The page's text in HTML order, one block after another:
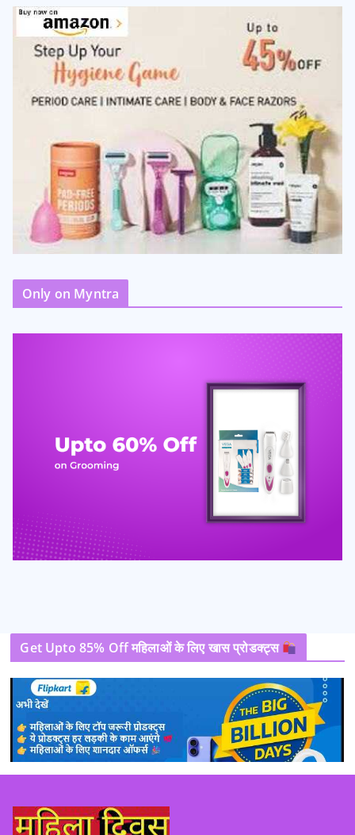
Only on Myntra
Get Upto 85% Off महिलाओं के लिए खास प्रोडक्ट्स